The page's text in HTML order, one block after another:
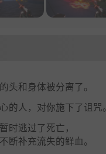
头和身体被分离了。
的人，对你施下了诅咒。
时逃过了死亡，
断补充流失的鲜血。